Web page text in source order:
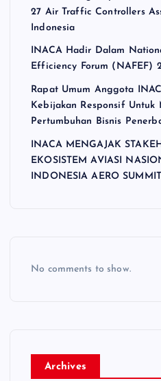
27 Air Traffic Controllers
Indonesia
INACA Hadir Dalam
Efficiency Forum (NAFEF)
Rapat Umum Anggota
Kebijakan Responsif Untuk
Pertumbuhan Bisnis
INACA MENGAJAK
EKOSISTEM AVIASI
INDONESIA AERO
No comments to show.
Archives